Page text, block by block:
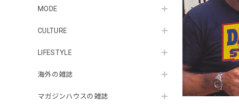
MODE
CULTURE
LIFESTYLE
海外の雑誌
マガジンハウスの雑誌